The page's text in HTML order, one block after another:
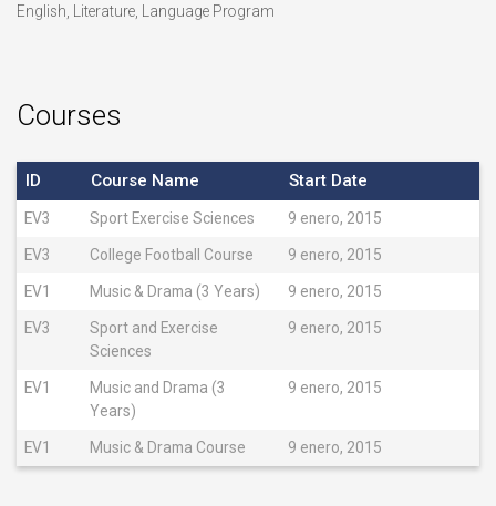
English, Literature, Language Program
Courses
ID Course Name Start Date
EV3 Sport Exercise Sciences 9 enero, 2015
EV3 College Football Course 9 enero, 2015
EV1 Music & Drama (3 Years) 9 enero, 2015
EV3
Sport and Exercise
Sciences
9 enero, 2015
EV1
Music and Drama (3
Years)
9 enero, 2015
EV1 Music & Drama Course 9 enero, 2015